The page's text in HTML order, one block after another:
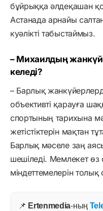
бұйрыққа әлдеқашан
Астанада арнайы
куәлікті табыстаймыз.
– Михаилдың
келеді?
– Барлық
объективті қарауға
спортының тарихына
жетістіктерін мақтан
Барлық мәселе заң
шешіледі. Мемлекет
міндеттемелерін
📌 Ertenmedia-ның